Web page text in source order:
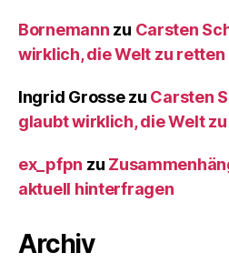
Bornemann zu Carsten
wirklich, die Welt zu retten
Ingrid Grossezu Carsten
glaubt wirklich, die Welt
ex_pfpn zu
aktuell hinterfragen
Archiv